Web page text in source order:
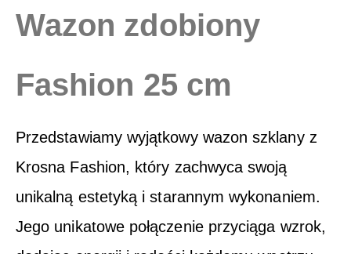
Wazon zdobiony
Fashion 25 cm
Przedstawiamy wyjątkowy wazon szklany z
Krosna Fashion, który zachwyca swoją
unikalną estetyką i starannym wykonaniem.
Jego unikatowe połączenie przyciąga wzrok,